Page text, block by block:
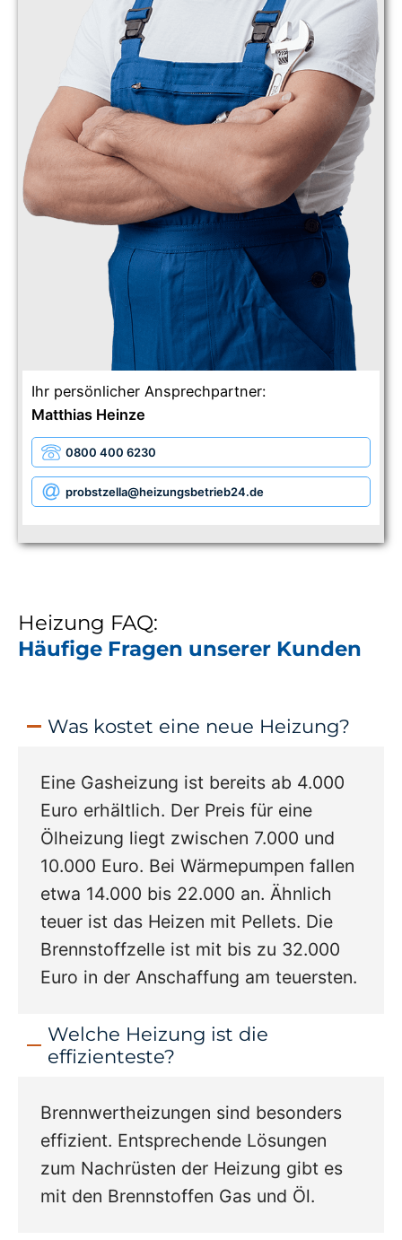
Ihr persönlicher Ansprechpartner:
Matthias Heinze
0800 400 6230
probstzella@heizungsbetrieb24.de
Heizung FAQ:
Häufige Fragen unserer Kunden
Was kostet eine neue Heizung?
Eine Gasheizung ist bereits ab 4.000
Euro erhältlich. Der Preis für eine
Ölheizung liegt zwischen 7.000 und
10.000 Euro. Bei Wärmepumpen fallen
etwa 14.000 bis 22.000 an. Ähnlich
teuer ist das Heizen mit Pellets. Die
Brennstoffzelle ist mit bis zu 32.000
Euro in der Anschaffung am teuersten.
Welche Heizung ist die
effizienteste?
Brennwertheizungen sind besonders
effizient. Entsprechende Lösungen
zum Nachrüsten der Heizung gibt es
mit den Brennstoffen Gas und Öl.